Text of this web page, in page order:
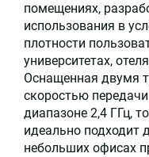
помещениях,
использования в
плотности
университетах,
Оснащенная двумя
скоростью
диапазоне 2,4 ГГц,
идеально подходит
небольших офисах